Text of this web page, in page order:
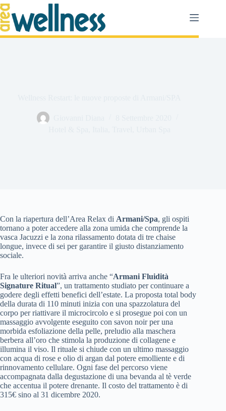
Salta
al
contenuto
Con la riapertura dell’Area Relax di Armani/Spa, gli ospiti
tornano a poter accedere alla zona umida che comprende la
vasca Jacuzzi e la zona rilassamento dotata di tre chaise
longue, invece di sei per garantire il giusto distanziamento
sociale.
Fra le ulteriori novità arriva anche “Armani Fluidità
Signature Ritual”, un trattamento studiato per continuare a
godere degli effetti benefici dell’estate. La proposta total body
della durata di 110 minuti inizia con una spazzolatura del
corpo per riattivare il microcircolo e si prosegue poi con un
massaggio avvolgente eseguito con savon noir per una
morbida esfoliazione della pelle, preludio alla maschera
berbera all’oro che stimola la produzione di collagene e
illumina il viso. Il rituale si chiude con un ultimo massaggio
con acqua di rose e olio di argan dal potere emolliente e di
rinnovamento cellulare. Ogni fase del percorso viene
accompagnata dalla degustazione di una bevanda al tè verde
che accentua il potere drenante. Il costo del trattamento è di
315€ sino al 31 dicembre 2020.